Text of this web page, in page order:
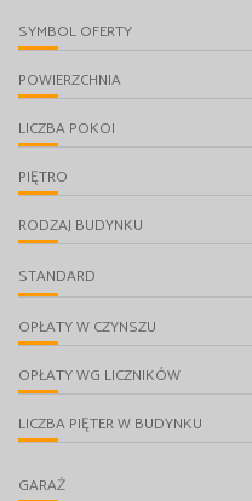
SYMBOL OFERTY
POWIERZCHNIA
LICZBA POKOI
PIĘTRO
RODZAJ BUDYNKU
STANDARD
OPŁATY W CZYNSZU
OPŁATY WG LICZNIKÓW
LICZBA PIĘTER W BUDYNKU
GARAŻ